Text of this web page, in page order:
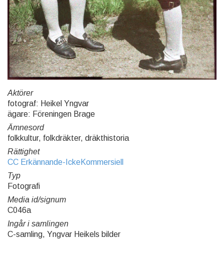
Aktörer
fotograf: Heikel Yngvar
ägare: Föreningen Brage
Ämnesord
folkkultur, folkdräkter, dräkthistoria
Rättighet
CC Erkännande-IckeKommersiell
Typ
Fotografi
Media id/signum
C046a
Ingår i samlingen
C-samling, Yngvar Heikels bilder